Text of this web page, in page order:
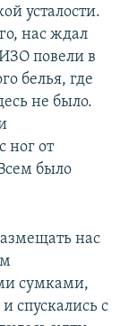
усталости.
нас ждал
повели в
белья, где
не было.
ног от
было
нас
сумками,
спускались с